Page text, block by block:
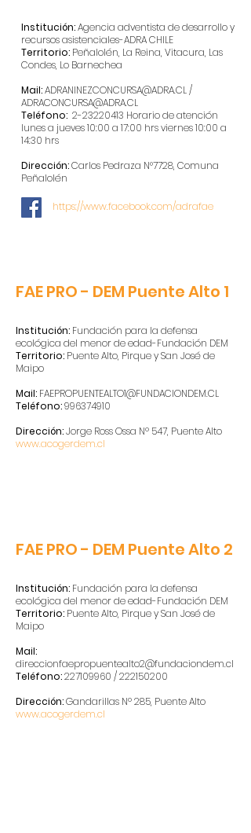
Institución:Agencia adventista de desarrollo y
recursos asistenciales-ADRA CHILE
Territorio: Peñalolén, La Reina, Vitacura, Las
Condes, Lo Barnechea
Mail:ADRANINEZCONCURSA@ADRA.CL/
ADRACONCURSA@ADRA.CL
Teléfono: 2-23220413 Horario de atención
lunes a jueves 10:00 a 17:00 hrs viernes 10:00 a
14:30 hrs
Dirección:Carlos Pedraza N°7728, Comuna
Peñalolén
https://www.facebook.com/adrafae
FAE PRO - DEM Puente Alto 1
Institución: Fundación para la defensa
ecológica del menor de edad-Fundación DEM
Territorio: Puente Alto, Pirque y San José de
Maipo
Mail: FAEPROPUENTEALTO1@FUNDACIONDEM.CL
Teléfono:996374910
Dirección:Jorge Ross Ossa Nº 547, Puente Alto
www.acogerdem.cl
FAE PRO - DEM Puente Alto 2
Institución: Fundación para la defensa
ecológica del menor de edad-Fundación DEM
Territorio: Puente Alto, Pirque y San José de
Maipo
Mail:
direccionfaepropuentealto2@fundaciondem.cl
Teléfono:227109960 /222150200
Dirección:Gandarillas Nº 285, Puente Alto
www.acogerdem.cl